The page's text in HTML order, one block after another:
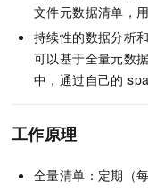
文件元数据清单，
持续性的数据分析
可以基于全量元数
中，通过自己的
工作原理
全量清单：定期（
Happy 系列大模型
快速部署 Dify，高效搭建 AI 应